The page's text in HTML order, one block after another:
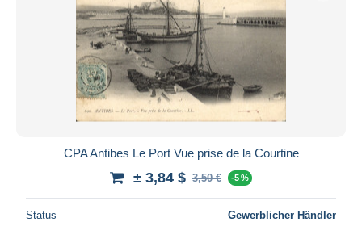
CPA Antibes Le Port Vue prise de la Courtine
± 3,84 $ 3,50 € -5 %
Status Gewerblicher Händler